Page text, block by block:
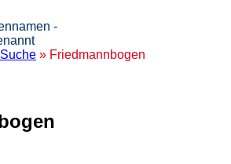
-
» Friedmannbogen